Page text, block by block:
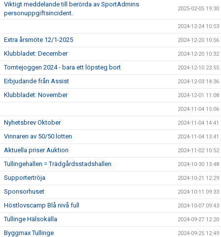
Viktigt meddelande till berörda av SportAdmins
personuppgiftsincident.
2025-02-05 19:30
2024-12-24 10:53
Extra årsmöte 12/1-2025 2024-12-20 10:56
Klubbladet: December 2024-12-20 10:32
Tomtejoggen 2024 - bara ett löpsteg bort 2024-12-10 23:55
Erbjudande från Assist 2024-12-03 14:36
Klubbladet: November 2024-12-01 11:08
2024-11-04 15:06
Nyhetsbrev Oktober 2024-11-04 14:41
Vinnaren av 50/50 lotten 2024-11-04 13:41
Aktuella priser Auktion 2024-11-02 10:52
Tullingehallen = Trädgårdsstadshallen 2024-10-30 13:48
Supportertröja 2024-10-21 12:29
Sponsorhuset 2024-10-11 09:33
Höstlovscamp Blå nivå full 2024-10-07 09:43
Tullinge Hälsokälla 2024-09-27 12:20
Byggmax Tullinge 2024-09-25 12:49